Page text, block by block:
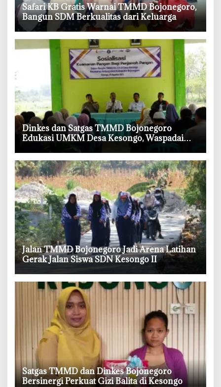
‎Safari KB Gratis Warnai TMMD Bojonegoro,
Bangun SDM Berkualitas dari Keluarga
‎Dinkes dan Satgas TMMD Bojonegoro
Edukasi UMKM Desa Kesongo, Waspadai
Boraks dan Formalin
‎Jalan TMMD Bojonegoro Jadi Arena Latihan
Gerak Jalan Siswa SDN Kesongo II
‎Satgas TMMD dan Dinkes Bojonegoro
Bersinergi Perkuat Gizi Balita di Kesongo